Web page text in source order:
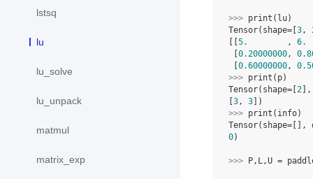
lstsq
lu
lu_solve
lu_unpack
matmul
matrix_exp
>>> print ( lu)
Tensor(shape=[ 3,
5.
        ,
6.
0.20000000,
0.60000000,
>>> print ( p)
Tensor(shape=[ 2
3, 3 ])
>>> print ( info)
Tensor(shape=[],
0)
>>> P, L,U =